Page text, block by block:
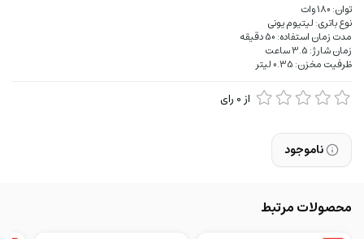
توان: 180 وات
نوع باتری: لیتیوم یونی
مدت زمان استفاده: 50 دقیقه
زمان شارژ: 3.5 ساعت
ظرفیت مخزن: 0.35 لیتر
از 0 رای
ناموجود
محصولات مرتبط